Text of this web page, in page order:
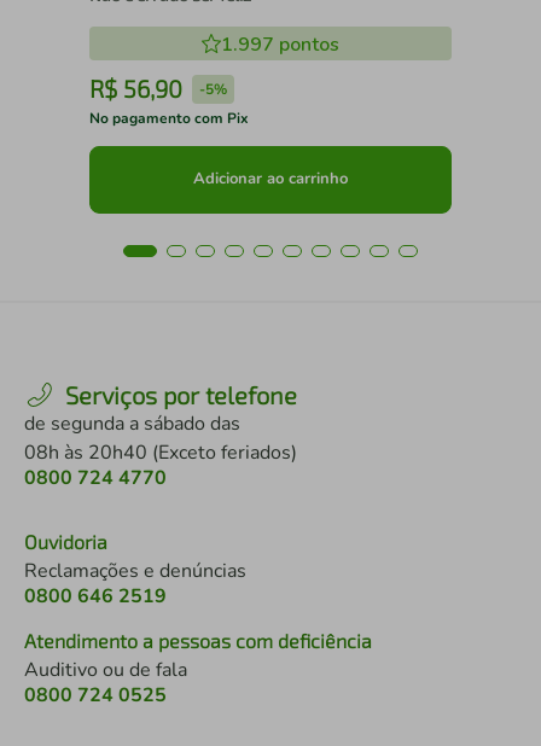
1.997 pontos
R$ 56,90 -5%
No pagamento com Pix
Adicionar ao carrinho
Serviços por telefone
de segunda a sábado das
08h às 20h40 (Exceto feriados)
0800 724 4770
Ouvidoria
Reclamações e denúncias
0800 646 2519
Atendimento a pessoas com deficiência
Auditivo ou de fala
0800 724 0525